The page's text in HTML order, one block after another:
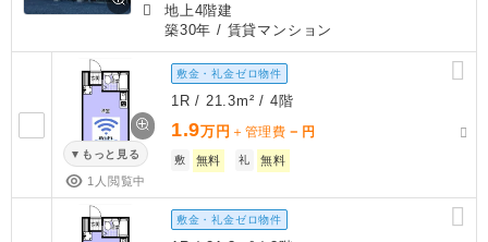
地上4階建
築30年 / 賃貸マンション
もっと見る
1人閲覧中
敷金・礼金ゼロ物件
1R / 21.3m² / 4階
1.9万円 ＋管理費 － 円
敷 無料 礼 無料
敷金・礼金ゼロ物件